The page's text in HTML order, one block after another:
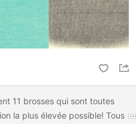
11 brosses qui sont toutes
la plus élevée possible! Tous